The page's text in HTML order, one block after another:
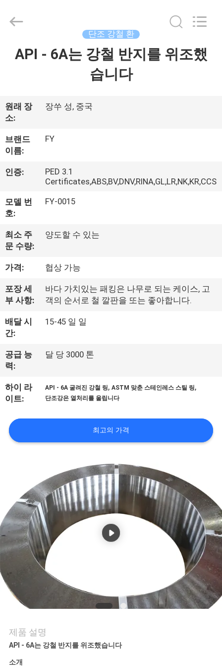
품
동
회
사
개
장
여
행
품
질
관
문
의
하
소
조
Ringlike
Forging
단조 강철 환
API - 6A는 강철 반지를 위조했
습니다
원래 장
소:
장쑤 성, 중국
브랜드
이름:
FY
인증:
PED 3.1
Certificates,ABS,BV,DNV,RINA,GL,LR,NK,KR,CCS
모델 번
호:
FY-0015
최소 주
문 수량:
양도할 수 있는
가격: 협상 가능
포장 세
부 사항:
바다 가치있는 패킹은 나무로 되는 케이스, 고
객의 순서로 철 깔판을 또는 좋아합니다.
배달 시
간:
15-45 일 일
공급 능
력:
달 당 3000 톤
하이 라
이트:
API - 6A 굴려진 강철 링,ASTM 맞춘 스테인레스 스틸 링,
단조강은 열처리를 울립니다
최고의 가격
제품 설명
API - 6A는 강철 반지를 위조했습니다
소개